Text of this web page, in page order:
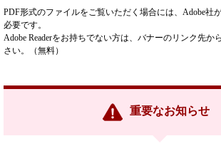
PDF形式のファイルをご覧いただく場合には、Adobe社
必要です。
Adobe Readerをお持ちでない方は、バナーのリンク先か
さい。（無料）
重要なお知らせ